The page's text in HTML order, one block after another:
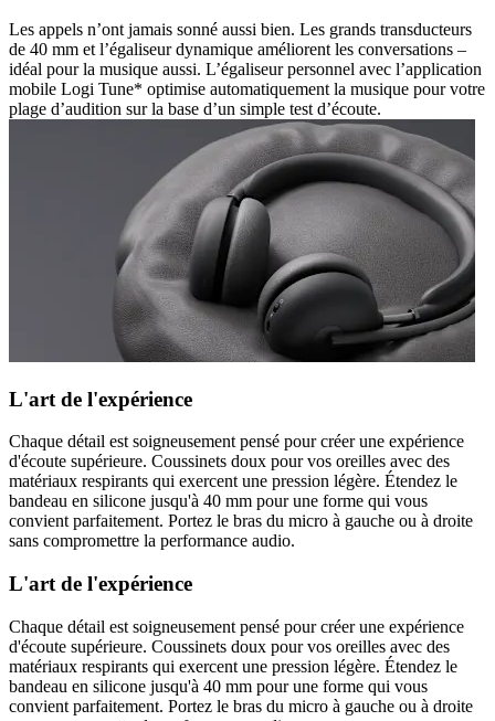
Les appels n’ont jamais sonné aussi bien. Les grands transducteurs
de 40 mm et l’égaliseur dynamique améliorent les conversations –
idéal pour la musique aussi. L’égaliseur personnel avec l’application
mobile Logi Tune* optimise automatiquement la musique pour votre
plage d’audition sur la base d’un simple test d’écoute.
L'art de l'expérience
Chaque détail est soigneusement pensé pour créer une expérience
d'écoute supérieure. Coussinets doux pour vos oreilles avec des
matériaux respirants qui exercent une pression légère. Étendez le
bandeau en silicone jusqu'à 40 mm pour une forme qui vous
convient parfaitement. Portez le bras du micro à gauche ou à droite
sans compromettre la performance audio.
L'art de l'expérience
Chaque détail est soigneusement pensé pour créer une expérience
d'écoute supérieure. Coussinets doux pour vos oreilles avec des
matériaux respirants qui exercent une pression légère. Étendez le
bandeau en silicone jusqu'à 40 mm pour une forme qui vous
convient parfaitement. Portez le bras du micro à gauche ou à droite